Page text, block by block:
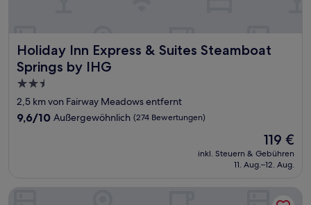
Holiday Inn Express & Suites Steamboat
Springs by IHG
Holiday Inn Express & Suites Steamboat Springs by IHG
2.5-
Sterne-
Unterkunft
2,5 km von Fairway Meadows entfernt
9.6
9,6/10 Außergewöhnlich (274 Bewertungen)
Der
Preis
beträgt
119 €
inkl. Steuern & Gebühren
11. Aug.–12. Aug.
The Fold Hotels Steamboat Springs